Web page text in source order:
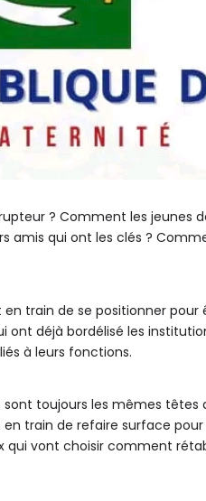
? Comment les jeunes
amis qui ont les clés ?
train de se positionner pour
déjà bordélisé les
à leurs fonctions.
toujours les mêmes têtes
train de refaire surface pour
qui vont choisir comment